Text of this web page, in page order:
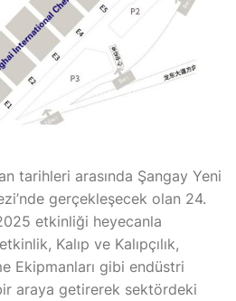
tarihleri arasında Şangay Yeni
gerçekleşecek olan 24.
etkinliği heyecanla
Kalıp ve Kalıpçılık,
Ekipmanları gibi endüstri
araya getirerek sektördeki